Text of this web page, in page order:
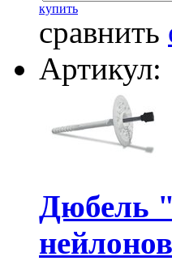
купить
сравнить
Артикул:
Дюбель